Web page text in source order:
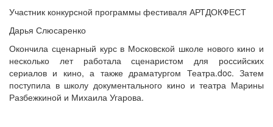
Участник конкурсной программы фестиваля АРТДОКФЕСТ
Дарья Слюсаренко
Окончила сценарный курс в Московской школе нового кино и
несколько лет работала сценаристом для российских
сериалов и кино, а также драматургом Театра.doc. Затем
поступила в школу документального кино и театра Марины
Разбежкиной и Михаила Угарова.